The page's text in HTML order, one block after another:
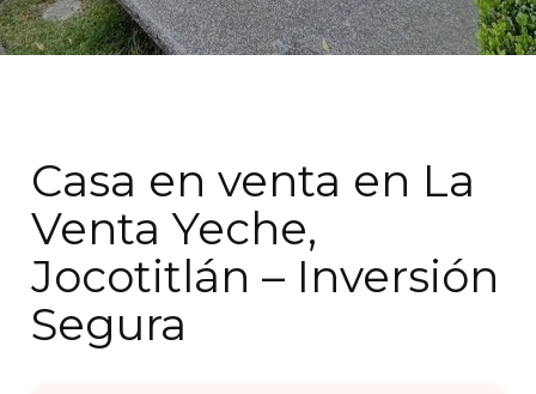
Casa en venta en La
Venta Yeche,
Jocotitlán – Inversión
Segura